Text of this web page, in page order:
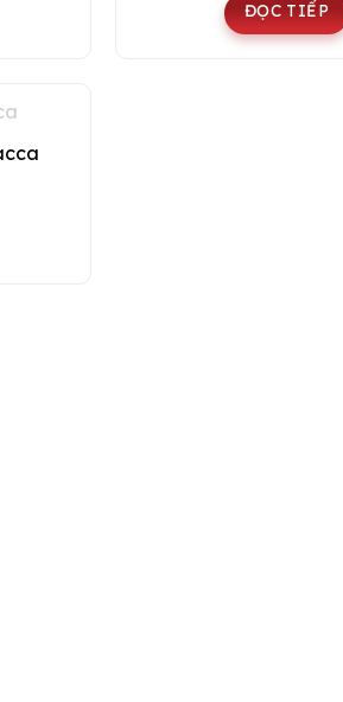
ĐỌC TIẾP